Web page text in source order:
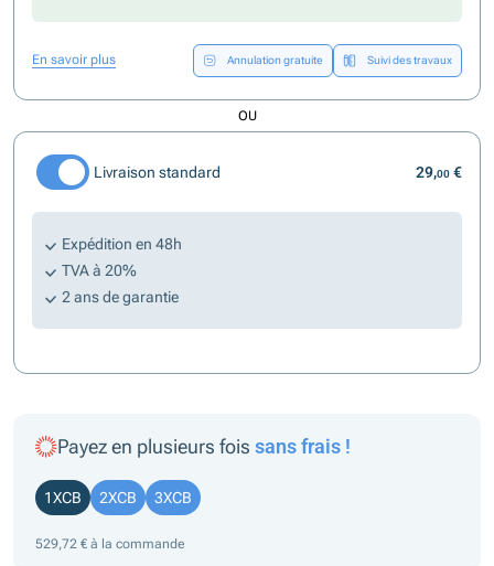
En savoir plus Annulation gratuite Suivi des travaux
OU
Livraison standard 29,00 €
Expédition en 48h
TVA à 20%
2 ans de garantie
Payez en plusieurs fois sans frais !
1XCB 2XCB 3XCB
529,72 € à la commande